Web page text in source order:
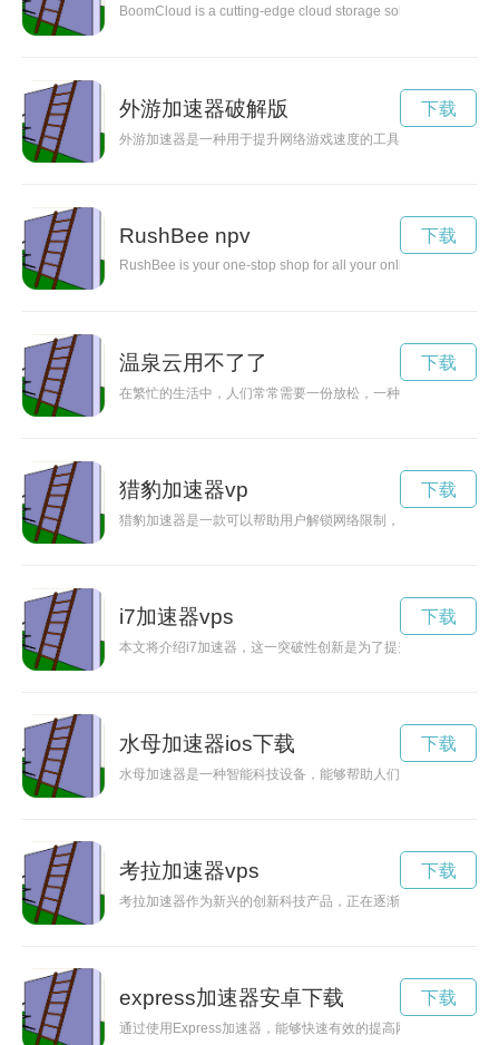
BoomCloud is a cutting-edge cloud storage solution that
外游加速器破解版
外游加速器是一种用于提升网络游戏速度的工具，可以帮助玩
下载
RushBee npv
RushBee is your one-stop shop for all your online shopping
下载
温泉云用不了了
在繁忙的生活中，人们常常需要一份放松，一种享受。温泉云
下载
猎豹加速器vp
猎豹加速器是一款可以帮助用户解锁网络限制，提供高速稳定
下载
i7加速器vps
本文将介绍i7加速器，这一突破性创新是为了提升计算机性能
下载
水母加速器ios下载
水母加速器是一种智能科技设备，能够帮助人们提升生活效率
下载
考拉加速器vps
考拉加速器作为新兴的创新科技产品，正在逐渐受到人们的关
下载
express加速器安卓下载
通过使用Express加速器，能够快速有效的提高网站访问速度
下载